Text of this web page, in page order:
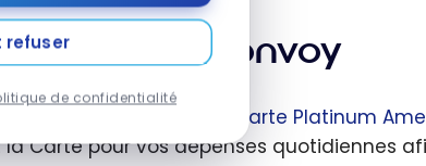
refuser
de confidentialité
Marriott Bonvoy
Carte Platinum
Carte pour vos dépenses quotidiennes